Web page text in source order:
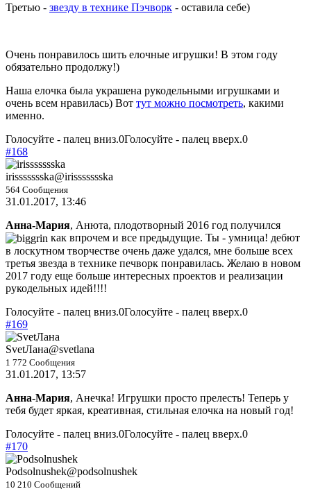
Третью - звезду в технике Пэчворк - оставила себе)
Очень понравилось шить елочные игрушки! В этом году
обязательно продолжу!)
Наша елочка была украшена рукодельными игрушками и
очень всем нравилась) Вот тут можно посмотреть, какими
именно.
Голосуйте - палец вниз.0Голосуйте - палец вверх.0
#168
irissssssska@irissssssska
564 Сообщения
31.01.2017, 13:46
Анна-Мария, Анюта, плодотворный 2016 год получился
как впрочем и все предыдущие. Ты - умница! дебют
в лоскутном творчестве очень даже удался, мне больше всех
третья звезда в технике печворк понравилась. Желаю в новом
2017 году еще больше интересных проектов и реализации
рукодельных идей!!!!
Голосуйте - палец вниз.0Голосуйте - палец вверх.0
#169
SvetЛана@svetlana
1 772 Сообщения
31.01.2017, 13:57
Анна-Мария, Анечка! Игрушки просто прелесть! Теперь у
тебя будет яркая, креативная, стильная елочка на новый год!
Голосуйте - палец вниз.0Голосуйте - палец вверх.0
#170
Podsolnushek@podsolnushek
10 210 Сообщений